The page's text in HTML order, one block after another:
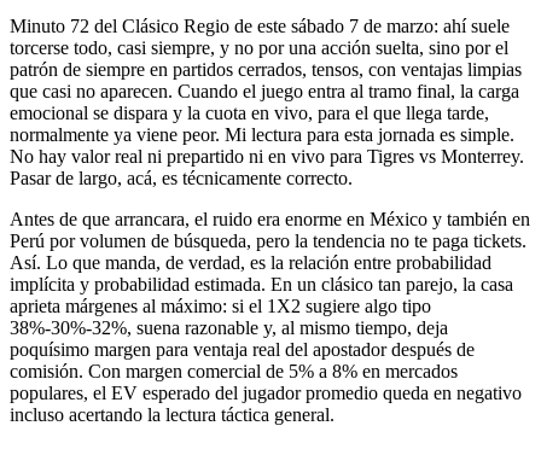
Minuto 72 del Clásico Regio de este sábado 7 de marzo: ahí suele
torcerse todo, casi siempre, y no por una acción suelta, sino por el
patrón de siempre en partidos cerrados, tensos, con ventajas limpias
que casi no aparecen. Cuando el juego entra al tramo final, la carga
emocional se dispara y la cuota en vivo, para el que llega tarde,
normalmente ya viene peor. Mi lectura para esta jornada es simple.
No hay valor real ni prepartido ni en vivo para Tigres vs Monterrey.
Pasar de largo, acá, es técnicamente correcto.
Antes de que arrancara, el ruido era enorme en México y también en
Perú por volumen de búsqueda, pero la tendencia no te paga tickets.
Así. Lo que manda, de verdad, es la relación entre probabilidad
implícita y probabilidad estimada. En un clásico tan parejo, la casa
aprieta márgenes al máximo: si el 1X2 sugiere algo tipo
38%-30%-32%, suena razonable y, al mismo tiempo, deja
poquísimo margen para ventaja real del apostador después de
comisión. Con margen comercial de 5% a 8% en mercados
populares, el EV esperado del jugador promedio queda en negativo
incluso acertando la lectura táctica general.